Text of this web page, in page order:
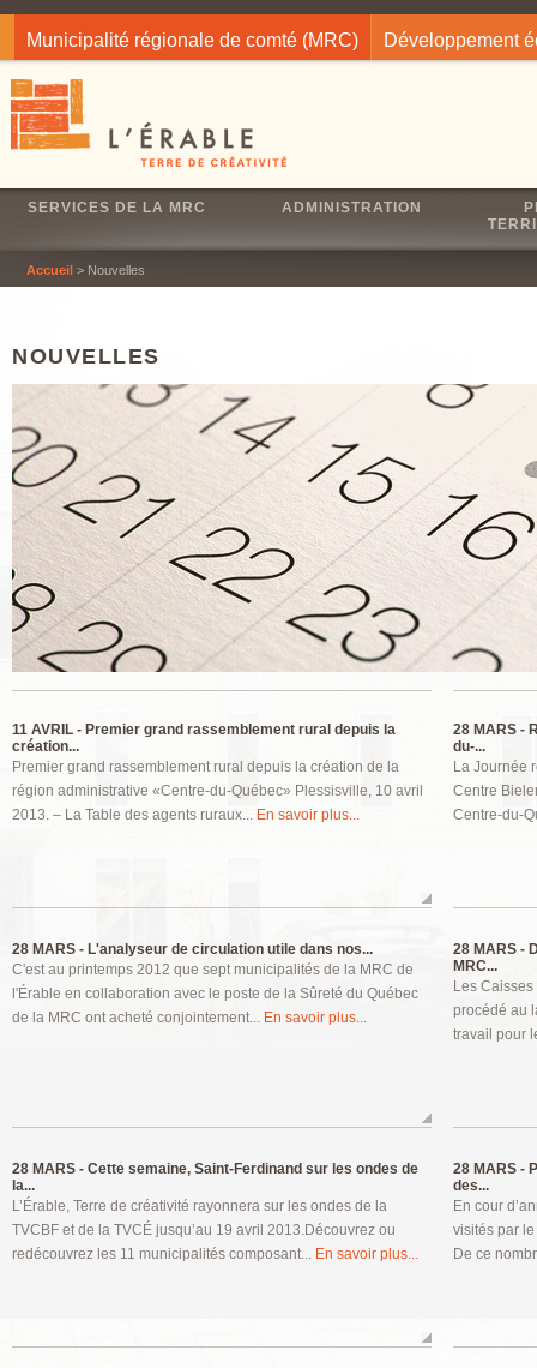
Municipalité régionale de comté (MRC) Développement
SERVICES DE LA MRC ADMINISTRATION
Accueil > Nouvelles
NOUVELLES
11 AVRIL - Premier grand rassemblement rural depuis la
création...
Premier grand rassemblement rural depuis la création de la
région administrative «Centre-du-Québec» Plessisville, 10 avril
2013. – La Table des agents ruraux... En savoir plus...
28 MARS -
du-...
La Journée
Centre
Centre-du-
28 MARS - L'analyseur de circulation utile dans nos...
C'est au printemps 2012 que sept municipalités de la MRC de
l'Érable en collaboration avec le poste de la Sûreté du Québec
de la MRC ont acheté conjointement... En savoir plus...
28 MARS -
MRC...
Les
procédé au
travail pour
28 MARS - Cette semaine, Saint-Ferdinand sur les ondes de
la...
L’Érable, Terre de créativité rayonnera sur les ondes de la
TVCBF et de la TVCÉ jusqu’au 19 avril 2013.Découvrez ou
redécouvrez les 11 municipalités composant... En savoir plus...
28 MARS -
des...
En cour
visités par
De ce
Pages